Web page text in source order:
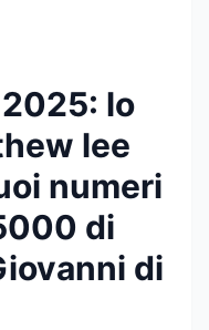
lo
lee
numeri
di
di